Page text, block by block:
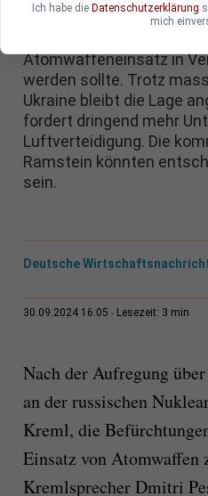
Nukleardoktrin erklärte
Atomwaffeneinsatz in
werden sollte. Trotz
Ukraine bleibt die Lage
fordert dringend mehr
Luftverteidigung. Die
Ramstein könnten
sein.
Deutsche
30.09.2024 16:05 Lesezeit: 3 min
Nach der Aufregung
an der russischen
Kreml, die
Einsatz von Atomwaffen
Kremlsprecher Dmitri
Ich habe die Datenschutzerklärung
mich